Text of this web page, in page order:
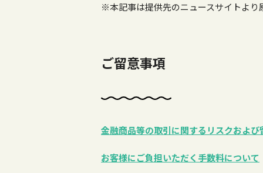
※本記事は提供先のニュースサイトより
ご留意事項
金融商品等の取引に関するリスクおよび
お客様にご負担いただく手数料について